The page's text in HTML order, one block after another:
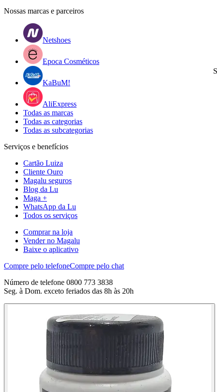
Nossas marcas e parceiros
Netshoes
Epoca Cosméticos
KaBuM!
AliExpress
Todas as marcas
Todas as categorias
Todas as subcategorias
Serviços e benefícios
Cartão Luiza
Cliente Ouro
Magalu seguros
Blog da Lu
Maga +
WhatsApp da Lu
Todos os serviços
Comprar na loja
Vender no Magalu
Baixe o aplicativo
Compre pelo telefoneCompre pelo chat
Número de telefone 0800 773 3838
Seg. à Dom. exceto feriados das 8h às 20h